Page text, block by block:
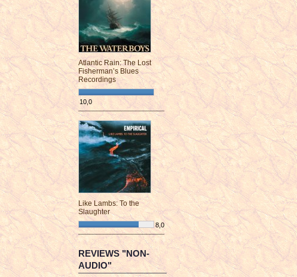
Atlantic Rain: The Lost
Fisherman’s Blues
Recordings
10,0
¯¯¯¯¯¯¯¯¯¯¯¯¯¯¯¯¯¯¯¯¯¯¯¯
Like Lambs: To the
Slaughter
8,0
¯¯¯¯¯¯¯¯¯¯¯¯¯¯¯¯¯¯¯¯¯¯¯¯
REVIEWS "NON-
AUDIO"